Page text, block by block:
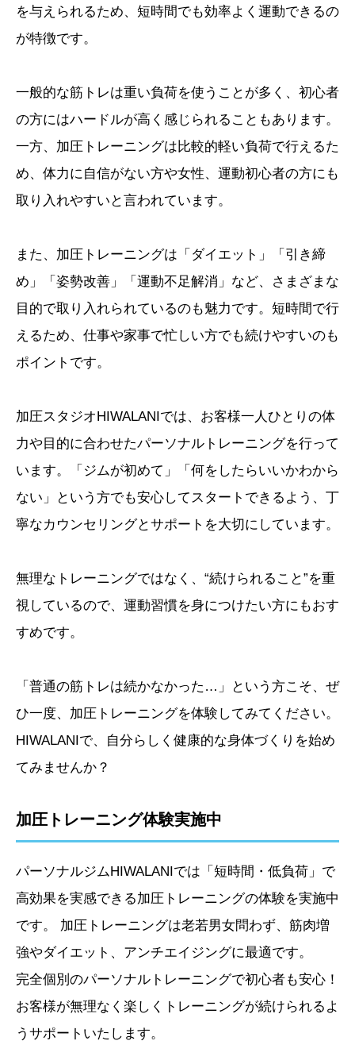
を与えられるため、短時間でも効率よく運動できるの
が特徴です。
一般的な筋トレは重い負荷を使うことが多く、初心者
の方にはハードルが高く感じられることもあります。
一方、加圧トレーニングは比較的軽い負荷で行えるた
め、体力に自信がない方や女性、運動初心者の方にも
取り入れやすいと言われています。
また、加圧トレーニングは「ダイエット」「引き締
め」「姿勢改善」「運動不足解消」など、さまざまな
目的で取り入れられているのも魅力です。短時間で行
えるため、仕事や家事で忙しい方でも続けやすいのも
ポイントです。
加圧スタジオHIWALANIでは、お客様一人ひとりの体
力や目的に合わせたパーソナルトレーニングを行って
います。「ジムが初めて」「何をしたらいいかわから
ない」という方でも安心してスタートできるよう、丁
寧なカウンセリングとサポートを大切にしています。
無理なトレーニングではなく、“続けられること”を重
視しているので、運動習慣を身につけたい方にもおす
すめです。
「普通の筋トレは続かなかった…」という方こそ、ぜ
ひ一度、加圧トレーニングを体験してみてください。
HIWALANIで、自分らしく健康的な身体づくりを始め
てみませんか？
加圧トレーニング体験実施中
パーソナルジムHIWALANIでは「短時間・低負荷」で
高効果を実感できる加圧トレーニングの体験を実施中
です。 加圧トレーニングは老若男女問わず、筋肉増
強やダイエット、アンチエイジングに最適です。
完全個別のパーソナルトレーニングで初心者も安心！
お客様が無理なく楽しくトレーニングが続けられるよ
うサポートいたします。